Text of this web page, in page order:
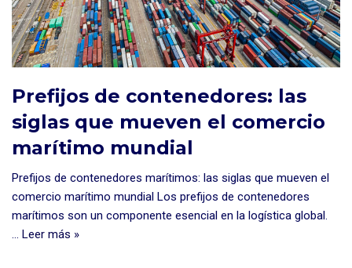
Prefijos de contenedores: las
siglas que mueven el comercio
marítimo mundial
Prefijos de contenedores marítimos: las siglas que mueven el
comercio marítimo mundial Los prefijos de contenedores
marítimos son un componente esencial en la logística global.
… Leer más »